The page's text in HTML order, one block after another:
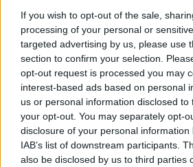
If you wish to opt-out of the sale,
processing of your personal or
targeted advertising by us, please use
section to confirm your selection.
opt-out request is processed you may
interest-based ads based on personal
us or personal information disclosed
your opt-out. You may separately opt-
disclosure of your personal
IAB’s list of downstream participants.
also be disclosed by us to third parties
bizottság elítéli Dr. Rák
kijelenti, hogy a
semmilyen módon nem
álláspontját. A bizottság
hogy munkáját Eger város
idegenforgalmáért a
tiszteletben tartása mellett